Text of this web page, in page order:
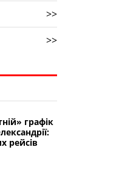
>>
>>
графік
рейсів